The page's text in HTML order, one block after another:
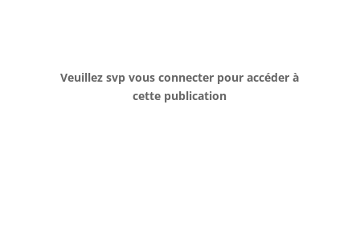
Veuillez svp vous connecter pour accéder à
cette publication